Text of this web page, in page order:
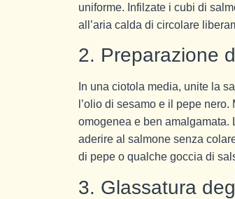
uniforme. Infilzate i cubi di
all’aria calda di circolare
2. Preparazione
In una ciotola media, unite la
l’olio di sesamo e il pepe
omogenea e ben amalgamata.
aderire al salmone senza
di pepe o qualche goccia di
3. Glassatura